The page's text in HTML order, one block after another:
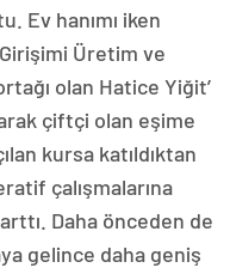
Ev hanımı iken
Girişimi Üretim ve
olan Hatice Yiğit’
çiftçi olan eşime
kursa katıldıktan
çalışmalarına
Daha önceden de
gelince daha geniş